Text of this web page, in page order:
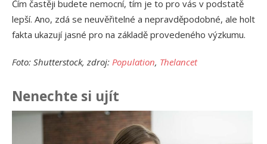
Čím častěji budete nemocní, tím je to pro vás v podstatě
lepší. Ano, zdá se neuvěřitelné a nepravděpodobné, ale holt
fakta ukazují jasné pro na základě provedeného výzkumu.
Foto: Shutterstock, zdroj: Population, Thelancet
Nenechte si ujít